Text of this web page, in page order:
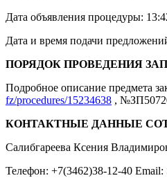
Дата объявления процедуры:
Дата и время подачи
ПОРЯДОК ПРОВЕДЕНИЯ
Подробное описание предмета
fz/procedures/15234638 ,
КОНТАКТНЫЕ ДАННЫЕ
Салибгареева Ксения
Телефон: +7(3462)38-12-40